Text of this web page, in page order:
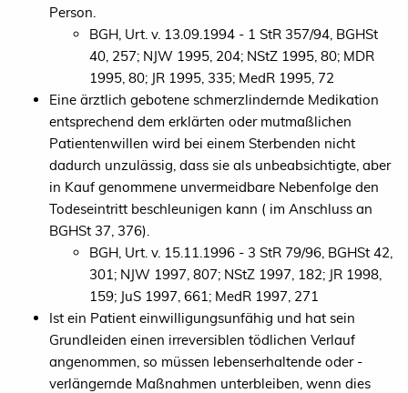
Person.
BGH, Urt. v. 13.09.1994 - 1 StR 357/94, BGHSt
40, 257; NJW 1995, 204; NStZ 1995, 80; MDR
1995, 80; JR 1995, 335; MedR 1995, 72
Eine ärztlich gebotene schmerzlindernde Medikation
entsprechend dem erklärten oder mutmaßlichen
Patientenwillen wird bei einem Sterbenden nicht
dadurch unzulässig, dass sie als unbeabsichtigte, aber
in Kauf genommene unvermeidbare Nebenfolge den
Todeseintritt beschleunigen kann ( im Anschluss an
BGHSt 37, 376).
BGH, Urt. v. 15.11.1996 - 3 StR 79/96, BGHSt 42,
301; NJW 1997, 807; NStZ 1997, 182; JR 1998,
159; JuS 1997, 661; MedR 1997, 271
Ist ein Patient einwilligungsunfähig und hat sein
Grundleiden einen irreversiblen tödlichen Verlauf
angenommen, so müssen lebenserhaltende oder -
verlängernde Maßnahmen unterbleiben, wenn dies